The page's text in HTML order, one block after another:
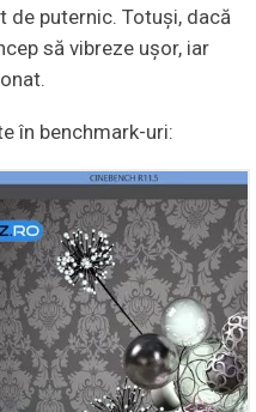
de puternic. Totuşi, dacă
să vibreze uşor, iar
în benchmark-uri: